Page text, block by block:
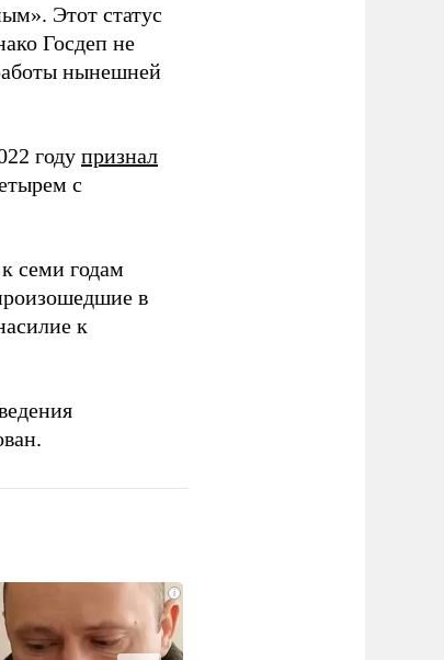
Этот статус
Госдеп не
нынешней
году признал
с
семи годам
в
к
i